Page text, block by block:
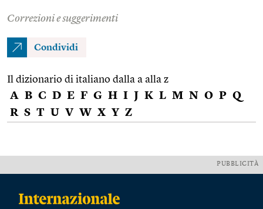
Correzioni e suggerimenti
Condividi
Il dizionario di italiano dalla a alla z
A B C D E F G H I J K L M N O P Q
R S T U V W X Y Z
PUBBLICITÀ